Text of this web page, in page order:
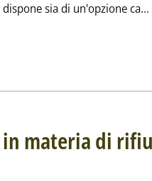
dispone sia di un'opzione ca...
materia di